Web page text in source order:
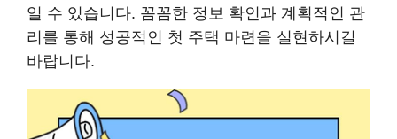
일 수 있습니다. 꼼꼼한 정보 확인과 계획적인 관
리를 통해 성공적인 첫 주택 마련을 실현하시길
바랍니다.